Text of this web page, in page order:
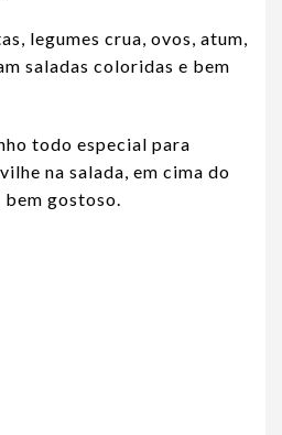
legumes crua, ovos, atum,
saladas coloridas e bem
todo especial para
na salada, em cima do
gostoso.